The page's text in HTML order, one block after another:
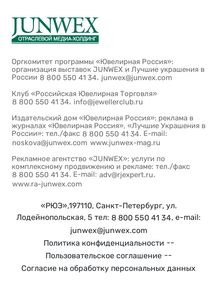
Оргкомитет программы «Ювелирная Россия»:
организация выставок JUNWEX и Лучшие украшения в
России 8 800 550 41 34, junwex@junwex.com
Клуб «Российская Ювелирная Торговля»
8 800 550 41 34, info@jewellerclub.ru
Издательский дом «Ювелирная Россия»: реклама в
журналах «Ювелирная Россия», «Лучшие Украшения в
России»: тел./факс 8 800 550 41 34. E-mail:
noskova@junwex.com www.junwex-mag.ru
Рекламное агентство «JUNWEX»: услуги по
комплексному продвижению и рекламе: тел./факс
8 800 550 41 34. E-mail: adv@rjexpert.ru,
www.ra-junwex.com
«РЮЭ»,197110, Санкт-Петербург, ул.
Лодейнопольская, 5 тел: 8 800 550 41 34, e-mail:
junwex@junwex.com
Политика конфиденциальности --
Пользовательское соглашение --
Согласие на обработку персональных данных